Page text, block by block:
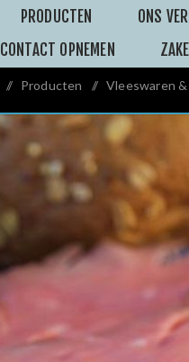
PRODUCTEN ONS
CONTACT OPNEMEN
/ Producten / Vleeswaren &